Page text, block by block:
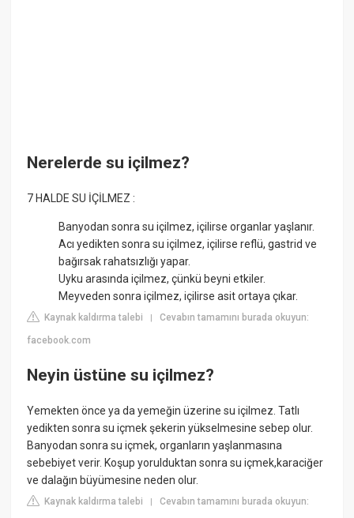
Nerelerde su içilmez?
7 HALDE SU İÇİLMEZ :
Banyodan sonra su içilmez, içilirse organlar yaşlanır.
Acı yedikten sonra su içilmez, içilirse reflü, gastrid ve
bağırsak rahatsızlığı yapar.
Uyku arasında içilmez, çünkü beyni etkiler.
Meyveden sonra içilmez, içilirse asit ortaya çıkar.
Kaynak kaldırma talebi |Cevabın tamamını burada okuyun:
facebook.com
Neyin üstüne su içilmez?
Yemekten önce ya da yemeğin üzerine su içilmez. Tatlı
yedikten sonra su içmek şekerin yükselmesine sebep olur.
Banyodan sonra su içmek, organların yaşlanmasına
sebebiyet verir. Koşup yorulduktan sonra su içmek,karaciğer
ve dalağın büyümesine neden olur.
Kaynak kaldırma talebi |Cevabın tamamını burada okuyun: